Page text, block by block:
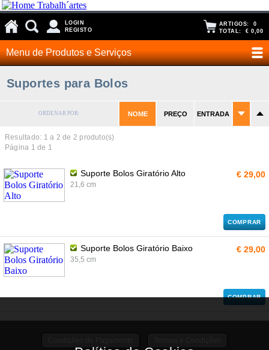
LOGIN
REGISTO
ARTIGOS: 0
TOTAL: € 0,00
Menu de Produtos e Serviços
Suportes para Bolos
ORDENAR POR: NOME PREÇO ENTRADA
Resultado: 1 a 2 de 2 produto(s)
Página 1 de 1
Suporte Bolos Giratório Alto
21,6 cm
€ 29,00
COMPRAR
Suporte Bolos Giratório Baixo
35,5 cm
€ 29,00
COMPRAR